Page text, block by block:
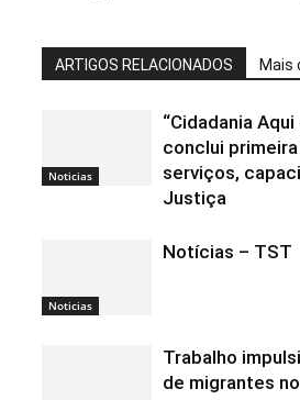
ARTIGOS RELACIONADOS Mais
Noticias
“Cidadania
conclui
serviços,
Justiça
Noticias
Notícias – TST
Trabalho
de migrantes